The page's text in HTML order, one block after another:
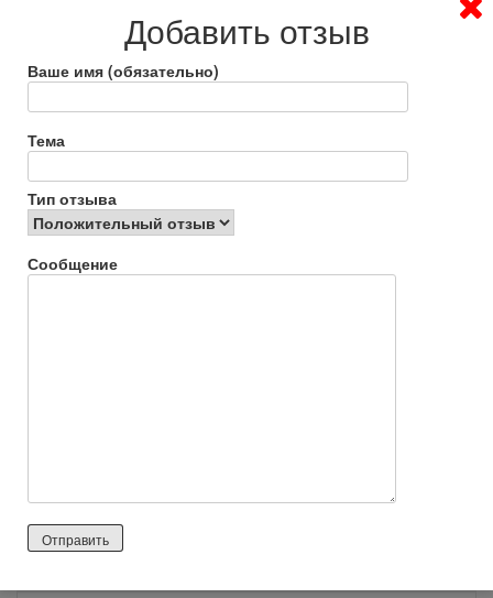
Солнцезащитные очки Kari —
отзывы
Добавить отзыв
Ваше имя (обязательно)
Тема
Тип отзыва
Сообщение